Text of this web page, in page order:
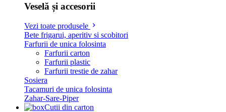
Veselă și accesorii
Vezi toate produsele
Bete frigarui, aperitiv si scobitori
Farfurii de unica folosinta
Farfurii carton
Farfurii plastic
Farfurii trestie de zahar
Sosiera
Tacamuri de unica folosinta
Zahar-Sare-Piper
Cutii din carton